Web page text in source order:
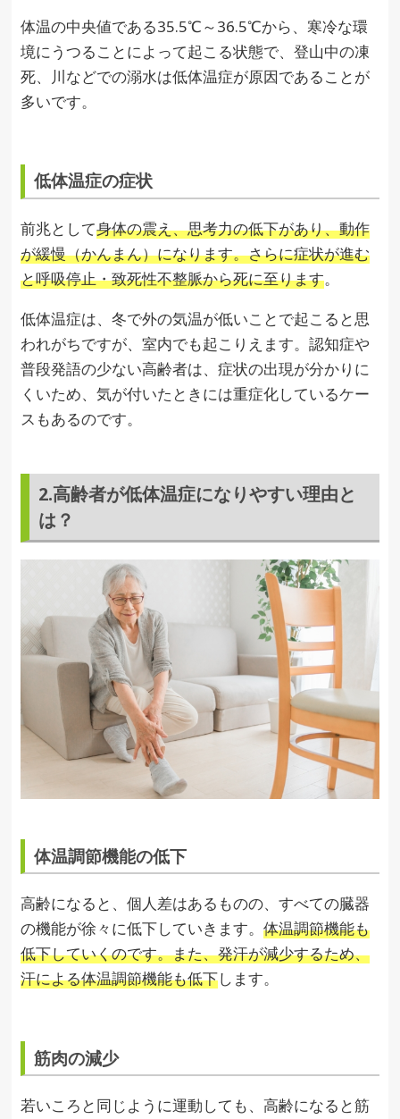
体温の中央値である35.5℃～36.5℃から、寒冷な環
境にうつることによって起こる状態で、登山中の凍
死、川などでの溺水は低体温症が原因であることが
多いです。
低体温症の症状
前兆として身体の震え、思考力の低下があり、動作
が緩慢（かんまん）になります。さらに症状が進む
と呼吸停止・致死性不整脈から死に至ります。
低体温症は、冬で外の気温が低いことで起こると思
われがちですが、室内でも起こりえます。認知症や
普段発語の少ない高齢者は、症状の出現が分かりに
くいため、気が付いたときには重症化しているケー
スもあるのです。
2.高齢者が低体温症になりやすい理由と
は？
体温調節機能の低下
高齢になると、個人差はあるものの、すべての臓器
の機能が徐々に低下していきます。体温調節機能も
低下していくのです。また、発汗が減少するため、
汗による体温調節機能も低下します。
筋肉の減少
若いころと同じように運動しても、高齢になると筋